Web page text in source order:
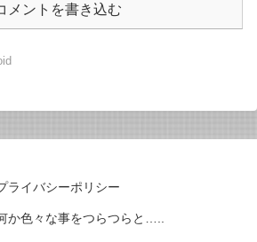
メントを書き込む
ライバシーポリシー
か色々な事をつらつらと…..